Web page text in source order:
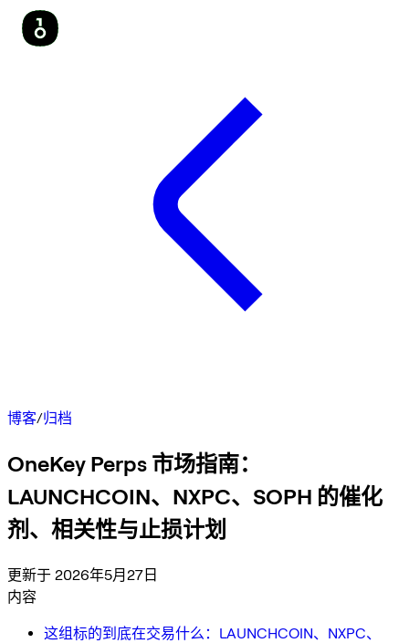
博客/归档
OneKey Perps 市场指南：
LAUNCHCOIN、NXPC、SOPH 的催化
剂、相关性与止损计划
更新于 2026年5月27日
内容
这组标的到底在交易什么：LAUNCHCOIN、NXPC、